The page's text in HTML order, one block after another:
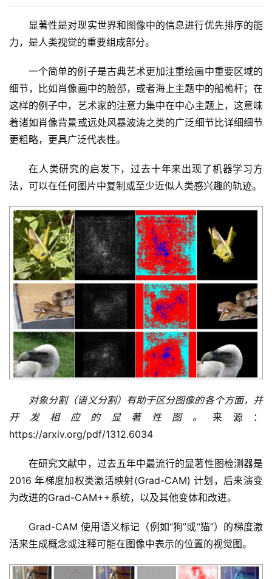
显著性是对现实世界和图像中的信息进行优先排序的能
力，是人类视觉的重要组成部分。
一个简单的例子是古典艺术更加注重绘画中重要区域的
细节，比如肖像画中的脸部，或者海上主题中的船桅杆；在
这样的例子中，艺术家的注意力集中在中心主题上，这意味
着诸如肖像背景或远处风暴波涛之类的广泛细节比详细细节
更粗略，更具广泛代表性。
在人类研究的启发下，过去十年来出现了机器学习方
法，可以在任何图片中复制或至少近似人类感兴趣的轨迹。
对象分割（语义分割）有助于区分图像的各个方面，并
开发相应的显著性图。 来源：
https://arxiv.org/pdf/1312.6034
在研究文献中，过去五年中最流行的显著性图检测器是
2016 年梯度加权类激活映射(Grad-CAM) 计划，后来演变
为改进的Grad-CAM++系统，以及其他变体和改进。
Grad-CAM 使用语义标记（例如“狗”或“猫”）的梯度激
活来生成概念或注释可能在图像中表示的位置的视觉图。